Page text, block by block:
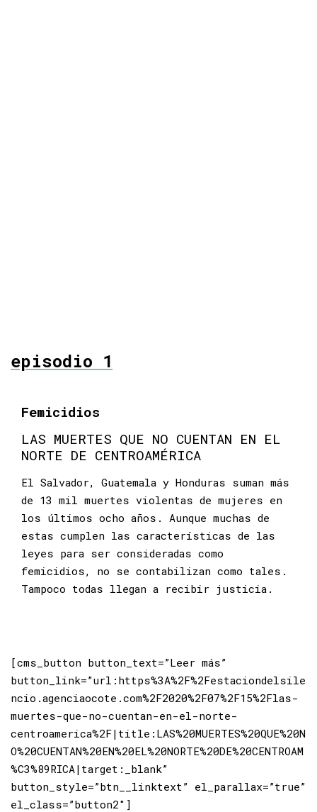
episodio 1
Femicidios
LAS MUERTES QUE NO CUENTAN EN EL
NORTE DE CENTROAMÉRICA
El Salvador, Guatemala y Honduras suman más
de 13 mil muertes violentas de mujeres en
los últimos ocho años. Aunque muchas de
estas cumplen las características de las
leyes para ser consideradas como
femicidios, no se contabilizan como tales.
Tampoco todas llegan a recibir justicia.
[cms_button button_text=”Leer más”
button_link=”url:https%3A%2F%2Festaciondelsile
ncio.agenciaocote.com%2F2020%2F07%2F15%2Flas-
muertes-que-no-cuentan-en-el-norte-
centroamerica%2F|title:LAS%20MUERTES%20QUE%20N
O%20CUENTAN%20EN%20EL%20NORTE%20DE%20CENTROAM
%C3%89RICA|target:_blank”
button_style=”btn__linktext” el_parallax=”true”
el_class=”button2″]